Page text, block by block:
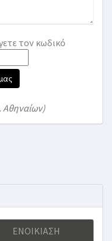
τον κωδικό
Αθηναίων)
ΕΝΟΙΚΊΑΣΗ